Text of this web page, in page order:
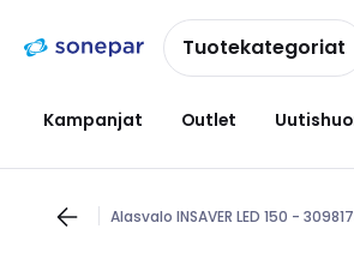
navigointiinsisältöönTuotekategoriat
Kampanjat Outlet
Alasvalo INSAVER LED 150 -